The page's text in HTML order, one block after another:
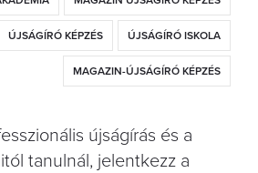
ÚJSÁGÍRÓ KÉPZÉS ÚJSÁGÍRÓ ISKOLA
MAGAZIN-ÚJSÁGÍRÓ KÉPZÉS
újságírás és a
tanulnál, jelentkezz a